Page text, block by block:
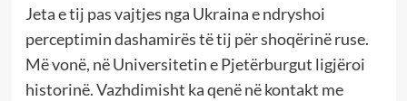
Jeta e tij pas vajtjes nga Ukraina e ndryshoi
perceptimin dashamirës të tij për shoqërinë ruse.
Më vonë, në Universitetin e Pjetërburgut ligjëroi
historinë. Vazhdimisht ka qenë në kontakt me